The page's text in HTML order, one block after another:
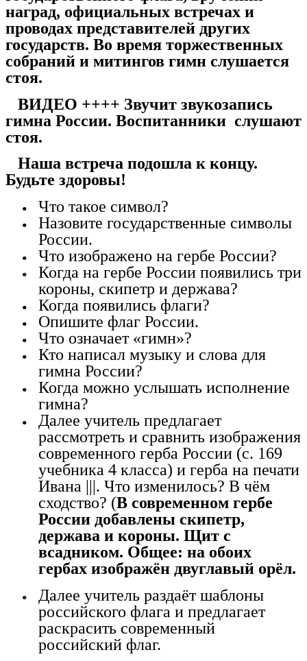
наград, официальных встречах и
проводах представителей других
государств. Во время торжественных
собраний и митингов гимн слушается
стоя.
ВИДЕО ++++ Звучит звукозапись
гимна России. Воспитанники слушают
стоя.
Наша встреча подошла к концу.
Будьте здоровы!
Что такое символ?
Назовите государственные символы
России.
Что изображено на гербе России?
Когда на гербе России появились три
короны, скипетр и держава?
Когда появились флаги?
Опишите флаг России.
Что означает «гимн»?
Кто написал музыку и слова для
гимна России?
Когда можно услышать исполнение
гимна?
Далее учитель предлагает
рассмотреть и сравнить изображения
современного герба России (с. 169
учебника 4 класса) и герба на печати
Ивана |||. Что изменилось? В чём
сходство? (В современном гербе
России добавлены скипетр,
держава и короны. Щит с
всадником. Общее: на обоих
гербах изображён двуглавый орёл.
Далее учитель раздаёт шаблоны
российского флага и предлагает
раскрасить современный
российский флаг.